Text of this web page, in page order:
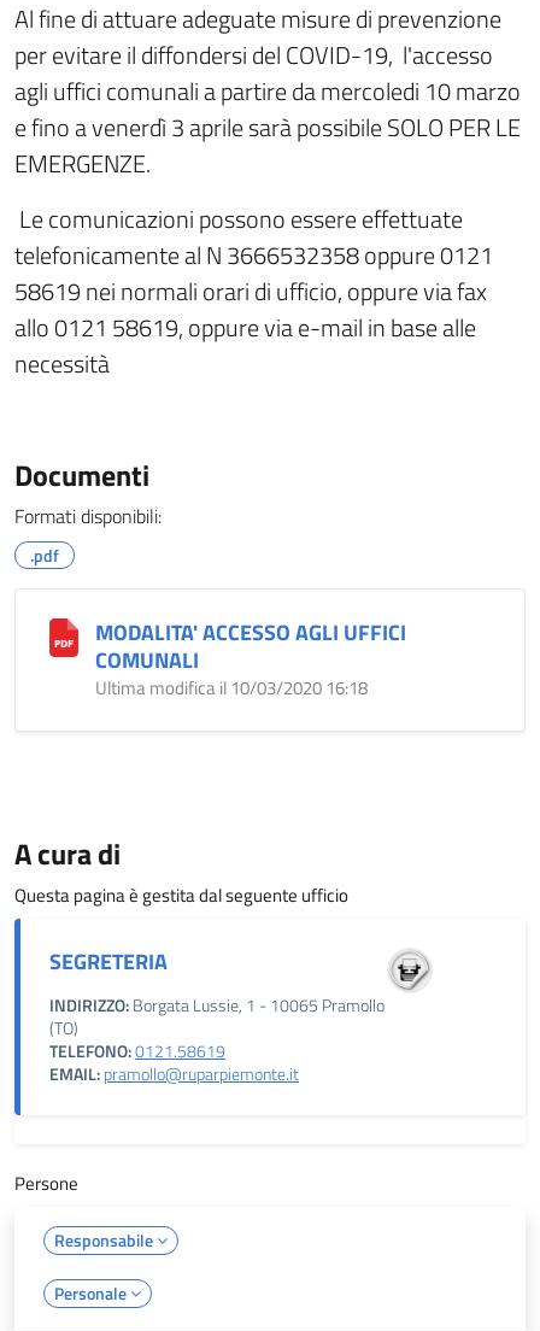
Al fine di attuare adeguate misure di prevenzione
per evitare il diffondersi del COVID-19, l'accesso
agli uffici comunali a partire da mercoledi 10 marzo
e fino a venerdì 3 aprile sarà possibile SOLO PER LE
EMERGENZE.
Le comunicazioni possono essere effettuate
telefonicamente al N 3666532358 oppure 0121
58619 nei normali orari di ufficio, oppure via fax
allo 0121 58619, oppure via e-mail in base alle
necessità
Documenti
Formati disponibili:
.pdf
MODALITA' ACCESSO AGLI UFFICI
COMUNALI
Ultima modifica il 10/03/2020 16:18
A cura di
Questa pagina è gestita dal seguente ufficio
SEGRETERIA
INDIRIZZO:Borgata Lussie, 1 - 10065 Pramollo
(TO)
TELEFONO:0121.58619
EMAIL:pramollo@ruparpiemonte.it
Persone
Responsabile
Personale